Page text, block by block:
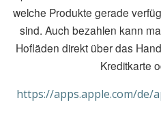
welche Produkte gerade
sind. Auch bezahlen kann
Hofläden direkt über das
Kreditkarte
https://apps.apple.com/de/